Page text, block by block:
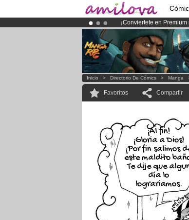
¡Conviertete en Premium
¡El Kickstarter Amilova
¡Ya tenemos 100000
Inicio > Directorio De Cómics > Manga
Favoritos Compartir
¡Al fin!
¡Gloria a Dios!
¡Por fin salimos
este maldito
Te dije que
día lo
lograriamos.